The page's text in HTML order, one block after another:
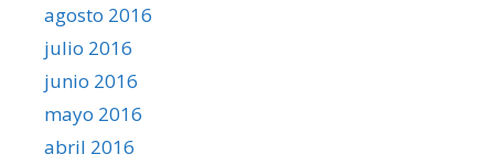
agosto 2016
julio 2016
junio 2016
mayo 2016
abril 2016